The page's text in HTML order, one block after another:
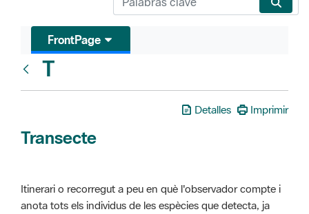
FrontPage
T
Detalles Imprimir
Transecte
Itinerari o recorregut a peu en què l'observador compte i
anota tots els individus de les espècies que detecta, ja